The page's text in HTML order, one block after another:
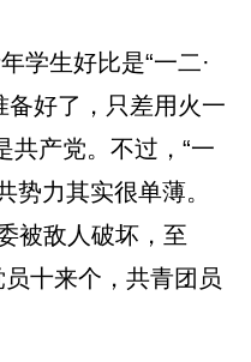
学生好比是“一二·
备好了，只差用火一
共产党。不过，“一
势力其实很单薄。
被敌人破坏，至
十来个，共青团员